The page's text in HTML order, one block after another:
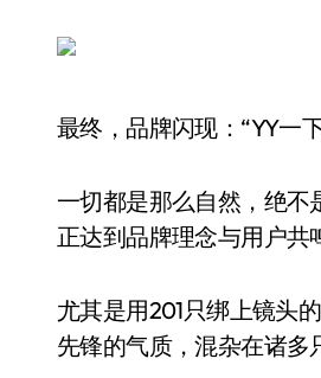
最终，品牌闪现：“YY一
一切都是那么自然，绝不
正达到品牌理念与用户共
尤其是用201只绑上镜头
先锋的气质，混杂在诸